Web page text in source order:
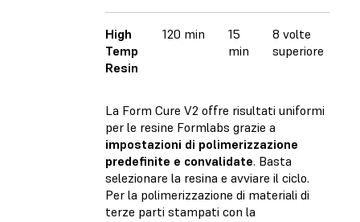
High
Temp
Resin
120 min
15
min
8 volte
superiore
La Form Cure V2 offre risultati uniformi
per le resine Formlabs grazie a
impostazioni di polimerizzazione
predefinite e convalidate. Basta
selezionare la resina e avviare il ciclo.
Per la polimerizzazione di materiali di
terze parti stampati con la